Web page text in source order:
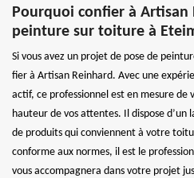
Pourquoi confier à Artisan
peinture sur toiture à
Si vous avez un projet de pose de
fier à Artisan Reinhard. Avec une
actif, ce professionnel est en mesure de
hauteur de vos attentes. Il dispose
de produits qui conviennent à votre
conforme aux normes, il est le
vous accompagnera dans votre projet